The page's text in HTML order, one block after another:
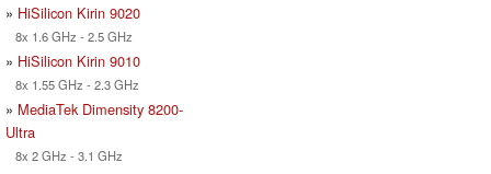
» HiSilicon Kirin 9020
8x 1.6 GHz - 2.5 GHz
» HiSilicon Kirin 9010
8x 1.55 GHz - 2.3 GHz
» MediaTek Dimensity 8200-
Ultra
8x 2 GHz - 3.1 GHz